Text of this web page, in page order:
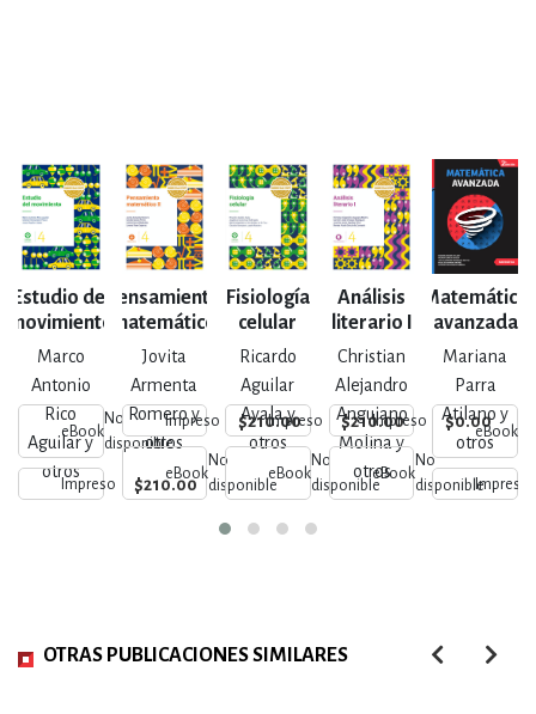
Estudio del
movimiento
Marco
Antonio
Rico
Aguilar y
otros
eBook
No
disponible
Impreso $210.00
Pensamiento
matemático
II
Jovita
Armenta
Romero y
otros
Impreso $210.00
eBook
No
disponible
Fisiología
celular
Ricardo
Aguilar
Ayala y
otros
Impreso $210.00
eBook
No
disponible
Análisis
literario I
Christian
Alejandro
Anguiano
Molina y
otros
Impreso $0.00
eBook
No
disponible
Matemática
avanzada
Mariana
Parra
Atilano y
otros
eBook
Impreso
OTRAS PUBLICACIONES SIMILARES